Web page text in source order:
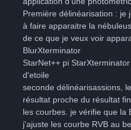
Première délinéarisation : je
à faire apparaitre la
de ce que je veux voir
BlurXterminator
StarNet++ pi
d'etoile
seconde délinéarisassions,
résultat proche du résultat
les courbes. je vérifie que la
j'ajuste les courbe RVB au